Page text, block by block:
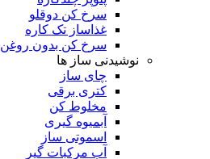
سرخ کن دوقلو
غذاساز تک کاره
سرخ کن بدون روغن
نوشیدنی ساز ها
چای ساز
کتری برقی
مخلوط کن
آبمیوه گیری
اسموتی ساز
آب مرکبات گیر